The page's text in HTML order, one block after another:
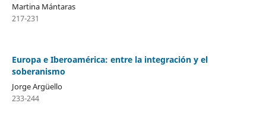
Martina Mántaras
217-231
Europa e Iberoamérica: entre la integración y el
soberanismo
Jorge Argüello
233-244